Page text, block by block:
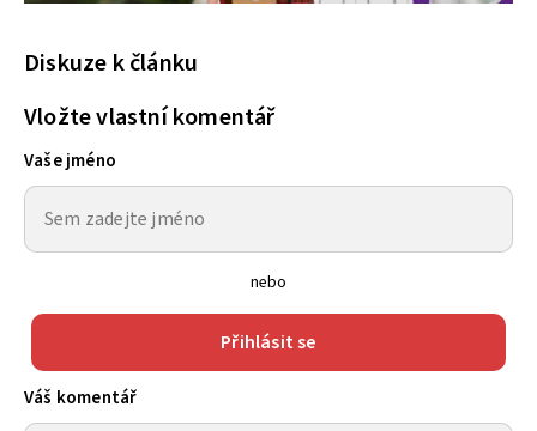
Diskuze k článku
Vložte vlastní komentář
Vaše jméno
nebo
Přihlásit se
Váš komentář